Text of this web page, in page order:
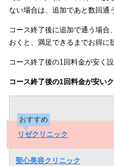
ない場合は、追加であと数回通
コース終了後に追加で通う場合
おくと、満足できるまでお得に
コース終了後の1回料金が安く
コース終了後の1回料金が安い
おすすめ
リゼクリニック
聖心美容クリニック